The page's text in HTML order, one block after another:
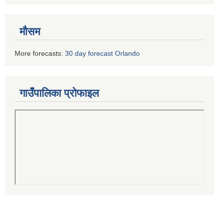
मौसम
More forecasts: 30 day forecast Orlando
गाउँपालिका प्रोफाइल